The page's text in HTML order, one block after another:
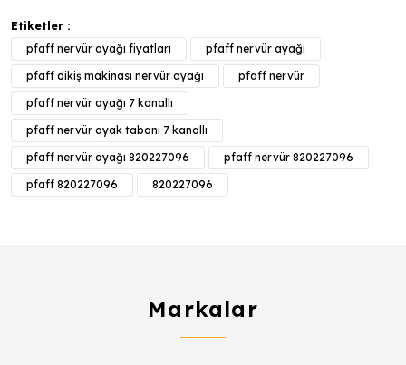
Etiketler :
pfaff nervür ayağı fiyatları
pfaff nervür ayağı
pfaff dikiş makinası nervür ayağı
pfaff nervür
pfaff nervür ayağı 7 kanallı
pfaff nervür ayak tabanı 7 kanallı
pfaff nervür ayağı 820227096
pfaff nervür 820227096
pfaff 820227096
820227096
Markalar